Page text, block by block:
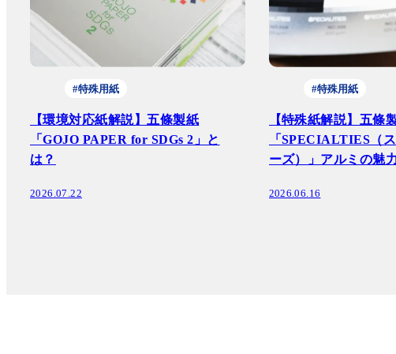
#特殊用紙
【環境対応紙解説】五條製紙
「GOJO PAPER for SDGs 2」と
は？
2026.07.22
#特殊用紙
【特殊紙解説】五條
「SPECIALTIES（
ーズ）」アルミの魅
2026.06.16